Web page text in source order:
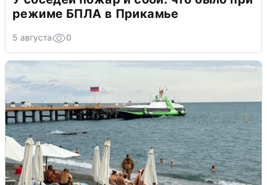
режиме БПЛА в Прикамье
5 августа 0